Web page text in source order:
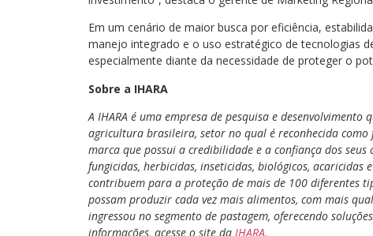
Em um cenário de maior busca por eficiência,
manejo integrado e o uso estratégico de tecnologias
especialmente diante da necessidade de proteger o
Sobre a IHARA
A IHARA é uma empresa de pesquisa e
agricultura brasileira, setor no qual é reconhecida
marca que possui a credibilidade e a confiança dos
fungicidas, herbicidas, inseticidas, biológicos, acaricidas
contribuem para a proteção de mais de 100 diferentes
possam produzir cada vez mais alimentos, com mais
ingressou no segmento de pastagem, oferecendo
informações, acesse o site da IHARA.